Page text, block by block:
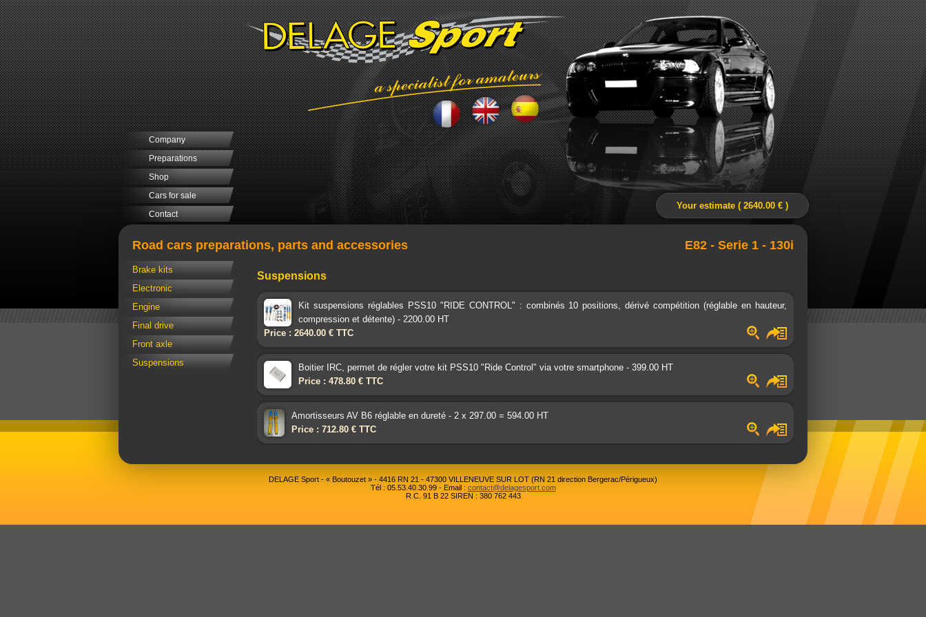
Company
Preparations
Shop
Cars for sale
Contact
E82 - Serie 1 - 130i
Road cars preparations, parts and accessories
Your estimate ( 2640.00 € )
Brake kits
Electronic
Engine
Final drive
Front axle
Suspensions
Suspensions
Kit suspensions réglables PSS10 "RIDE CONTROL" : combinés 10 positions, dérivé compétition (réglable en hauteur,
compression et détente) - 2200.00 HT
Price : 2640.00 € TTC
Boitier IRC, permet de régler votre kit PSS10 "Ride Control" via votre smartphone - 399.00 HT
Price : 478.80 € TTC
Amortisseurs AV B6 réglable en dureté - 2 x 297.00 = 594.00 HT
Price : 712.80 € TTC
DELAGE Sport - « Boutouzet » - 4416 RN 21 - 47300 VILLENEUVE SUR LOT (RN 21 direction Bergerac/Périgueux)
Tél : 05.53.40.30.99 - Email : contact@delagesport.com
R.C. 91 B 22 SIREN : 380 762 443